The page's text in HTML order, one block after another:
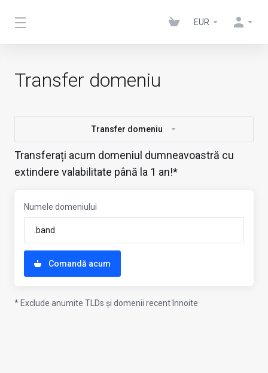
EUR
Transfer domeniu
Transfer domeniu
Transferați acum domeniul dumneavoastră cu
extindere valabilitate până la 1 an!*
Numele domeniului
Comandă acum
* Exclude anumite TLDs și domenii recent înnoite